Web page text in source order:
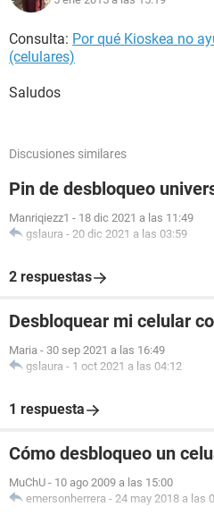
Consulta: Por qué Kioskea no
(celulares)
Saludos
Discusiones similares
Pin de desbloqueo
Manriqiezz1 - 18 dic 2021 a las 11:49
gslaura - 20 dic 2021 a las 03:59
2 respuestas
Desbloquear mi celular
Maria - 30 sep 2021 a las 16:49
gslaura - 1 oct 2021 a las 04:12
1 respuesta
Cómo desbloqueo un
MuChU - 10 ago 2009 a las 15:00
emersonherrera - 24 may 2018 a las